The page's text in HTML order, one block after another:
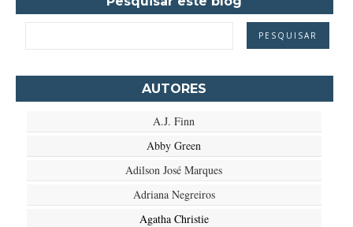
AUTORES
A.J. Finn
Abby Green
Adilson José Marques
Adriana Negreiros
Agatha Christie